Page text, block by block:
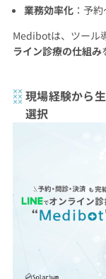
業務効率化 ：予
Medibotは、ツール
ライン診療の仕組み
現場経験から
選択